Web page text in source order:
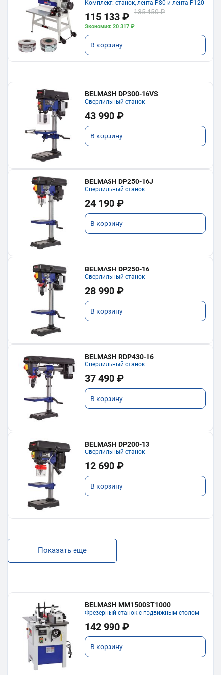
Комплект: станок, лента P80 и лента P120
115 133 ₽ 135 450 ₽
Экономия: 20 317 ₽
В корзину
BELMASH DP300-16VS
Сверлильный станок
43 990 ₽
В корзину
BELMASH DP250-16J
Сверлильный станок
24 190 ₽
В корзину
BELMASH DP250-16
Сверлильный станок
28 990 ₽
В корзину
BELMASH RDP430-16
Сверлильный станок
37 490 ₽
В корзину
BELMASH DP200-13
Сверлильный станок
12 690 ₽
В корзину
Показать еще
BELMASH MM1500ST1000
Фрезерный станок с подвижным столом
142 990 ₽
В корзину